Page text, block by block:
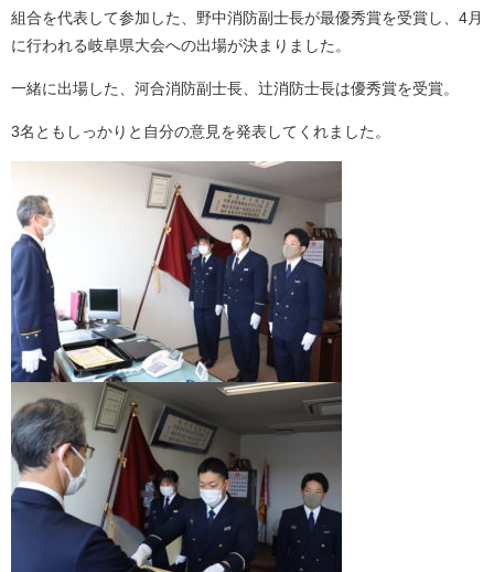
組合を代表して参加した、野中消防副士長が最優秀賞を受賞し、4月
に行われる岐阜県大会への出場が決まりました。
一緒に出場した、河合消防副士長、辻消防士長は優秀賞を受賞。
3名ともしっかりと自分の意見を発表してくれました。